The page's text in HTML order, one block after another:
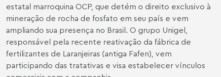
estatal marroquina OCP, que detém o direito exclusivo à
mineração de rocha de fosfato em seu país e vem
ampliando sua presença no Brasil. O grupo Unigel,
responsável pela recente reativação da fábrica de
fertilizantes de Laranjeiras (antiga Fafen), vem
participando das tratativas e visa estabelecer vínculos